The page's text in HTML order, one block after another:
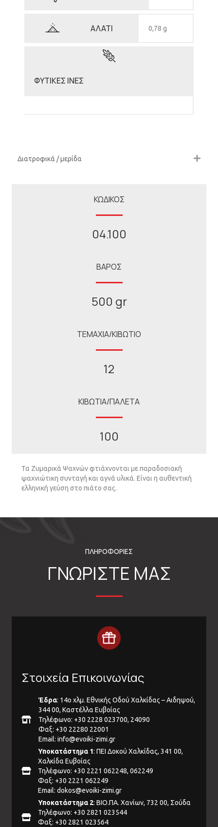
ΑΛΑΤΙ 0,78 g
ΦΥΤΙΚΕΣ ΙΝΕΣ
Διατροφικά / μερίδα
ΚΩΔΙΚΟΣ
04.100
ΒΑΡΟΣ
500 gr
ΤΕΜΑΧΙΑ/ΚΙΒΩΤΙΟ
12
ΚΙΒΩΤΙΑ/ΠΑΛΕΤΑ
100
Τα Ζυμαρικά Ψαχνών φτιάχνονται με παραδοσιακή
ψαχνιώτικη συνταγή και αγνά υλικά. Είναι η αυθεντική
ελληνική γεύση στο πιάτο σας.
ΠΛΗΡΟΦΟΡΙΕΣ
ΓΝΩΡΙΣΤΕ ΜΑΣ
Στοιχεία Επικοινωνίας
Έδρα: 14ο χλμ. Εθνικής Οδού Χαλκίδας – Αιδηψού,
344 00, Καστέλλα Ευβοίας
Τηλέφωνο: +30 2228 023700, 24090
Φαξ: +30 22280 22001
Email: info@evoiki-zimi.gr
Υποκατάστημα 1: ΠΕΙ Δοκού Χαλκίδας, 341 00,
Χαλκίδα Ευβοίας
Τηλέφωνο: +30 2221 062248, 062249
Φαξ: +30 2221 062249
Email: dokos@evoiki-zimi.gr
Υποκατάστημα 2: ΒΙΟ.ΠΑ. Χανίων, 732 00, Σούδα
Τηλέφωνο: +30 2821 023544
Φαξ: +30 2821 023564